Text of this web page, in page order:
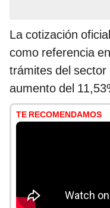
La cotización
como referencia
trámites del
aumento del
TE RECOMENDAMOS